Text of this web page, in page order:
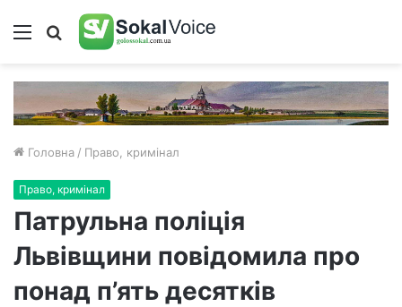
Меню Пошук
Головна / Право, кримінал
Право, кримінал
Патрульна поліція
Львівщини повідомила про
понад п’ять десятків